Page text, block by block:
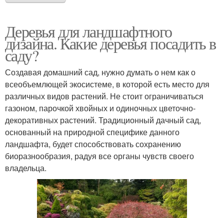
Деревья для ландшафтного
дизайна. Какие деревья посадить в
саду?
Создавая домашний сад, нужно думать о нем как о
всеобъемлющей экосистеме, в которой есть место для
различных видов растений. Не стоит ограничиваться
газоном, парочкой хвойных и одиночных цветочно-
декоративных растений. Традиционный дачный сад,
основанный на природной специфике данного
ландшафта, будет способствовать сохранению
биоразнообразия, радуя все органы чувств своего
владельца.